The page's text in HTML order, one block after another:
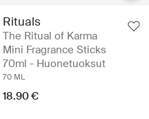
Rituals
The Ritual of Karma
Mini Fragrance Sticks
70ml - Huonetuoksut
70 ML
18.90 €